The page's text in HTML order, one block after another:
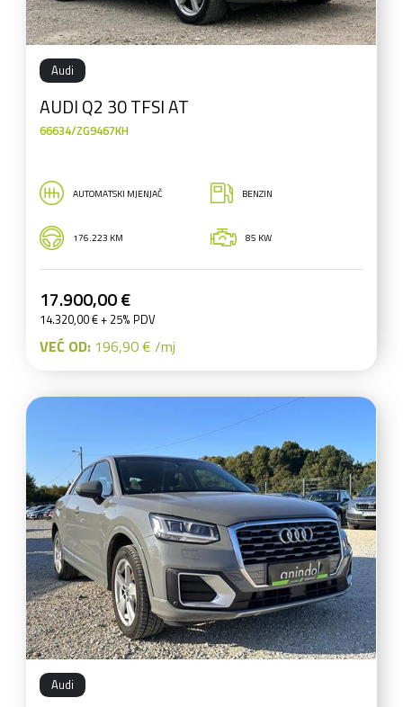
Audi
AUDI Q2 30 TFSI AT
66634/ZG9467KH
AUTOMATSKI MJENJAČ BENZIN
176.223 KM 85 KW
17.900,00 €
14.320,00 € + 25% PDV
VEĆ OD: 196,90 € /mj
Audi